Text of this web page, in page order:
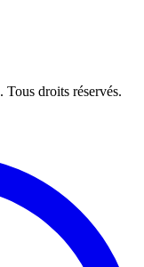
. Tous droits réservés.